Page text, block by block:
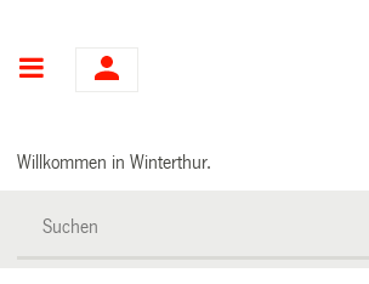
Hauptnavigation
Willkommen in Winterthur.